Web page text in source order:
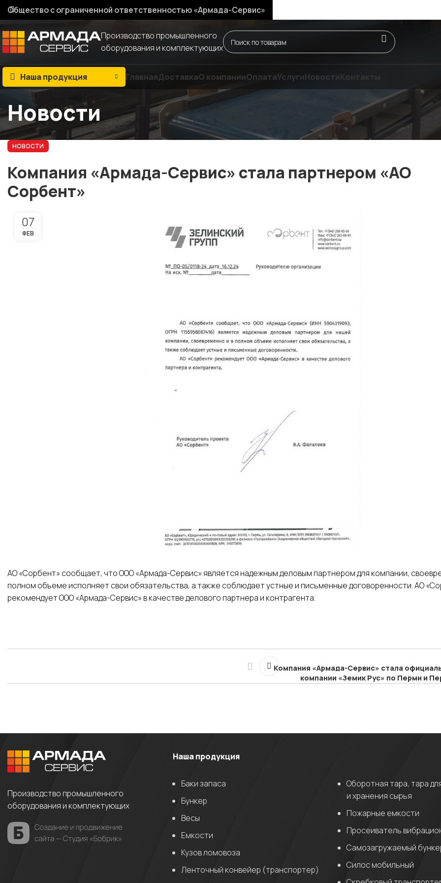
Производство промышленного
оборудования и комплектующих
Наша продукция ГлавнаяДоставкаО компанииОплатаУслугиНовостиКонтакты
Новости
НОВОСТИ
Компания «Армада-Сервис» стала партнером «AO
Сорбент»
07
ФЕВ
АО «Сорбент» сообщает, что ООО «Армада-Сервис» является надежным деловым партнером для компании,
полном объеме исполняет свои обязательства, а также соблюдает устные и письменные договоренности. АО
рекомендует ООО «Армада-Сервис» в качестве делового партнера и контрагента.
Компания «Армада-Сервис» стала
компании «Земик Рус» по Перми и
Производство промышленного
оборудования и комплектующих
Наша продукция
Баки запаса
Бункер
Весы
Емкости
Кузов ломовоза
Ленточный конвейер (транспортер)
Оборотная тара, тара
и хранения сырья
Пожарные емкости
Просеиватель
Самозагружаемый
Силос мобильный
Общество с ограниченной ответственностью «Армада-Сервис»